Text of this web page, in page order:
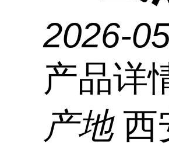
2026-
产品详
产地 西